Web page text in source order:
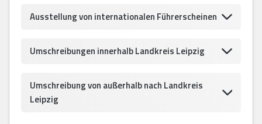
Ausstellung von internationalen Führerscheinen
Umschreibungen innerhalb Landkreis Leipzig
Umschreibung von außerhalb nach Landkreis
Leipzig